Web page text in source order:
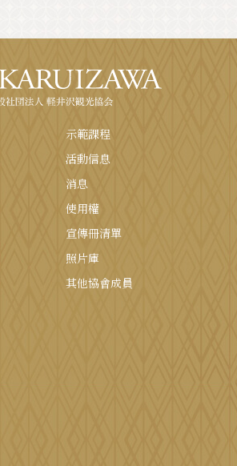
示範課程
活動信息
消息
使用權
宣傳冊清單
照片庫
其他協會成員